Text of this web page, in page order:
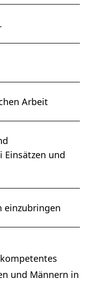
Arbeit
Einsätzen und
einzubringen
und Männern in